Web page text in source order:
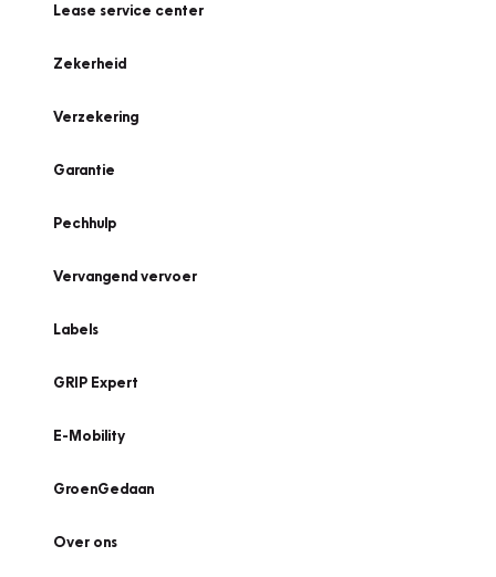
Lease service center
Zekerheid
Verzekering
Garantie
Pechhulp
Vervangend vervoer
Labels
GRIP Expert
E-Mobility
GroenGedaan
Over ons